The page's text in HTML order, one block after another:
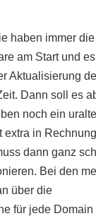
haben immer
am Start und
Aktualisierung
Dann soll es
noch ein
extra in
dann ganz
Bei den
über die
für jede